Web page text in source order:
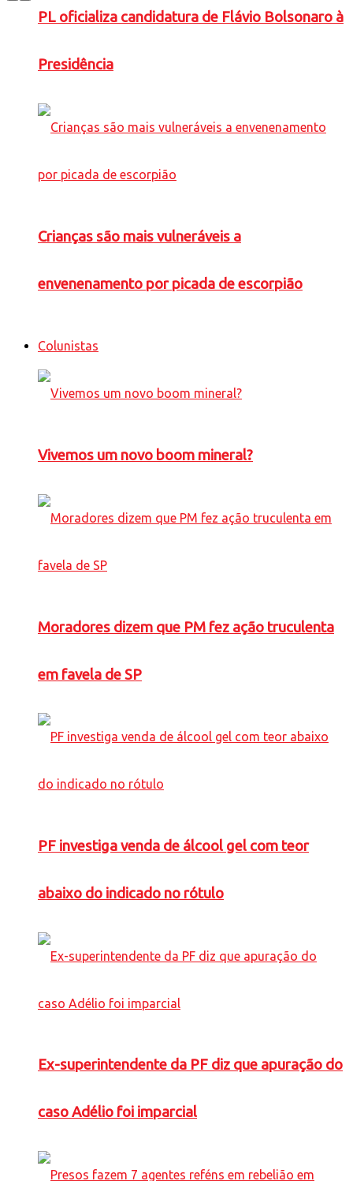
PL oficializa candidatura de Flávio Bolsonaro à
Presidência
Crianças são mais vulneráveis a
envenenamento por picada de escorpião
Colunistas
Vivemos um novo boom mineral?
Moradores dizem que PM fez ação truculenta
em favela de SP
PF investiga venda de álcool gel com teor
abaixo do indicado no rótulo
Ex-superintendente da PF diz que apuração do
caso Adélio foi imparcial